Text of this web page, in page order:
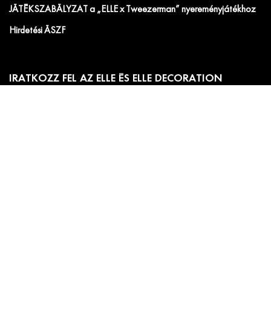
JÁTÉKSZABÁLYZAT a „ELLE x Tweezerman” nyereményjátékhoz
Hirdetési ÁSZF
IRATKOZZ FEL AZ ELLE ÉS ELLE DECORATION